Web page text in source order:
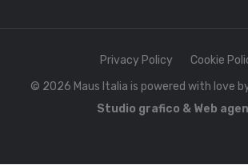
© 2026 Maus Italia is powered with love
Studio grafico & Web
Privacy Policy Cookie